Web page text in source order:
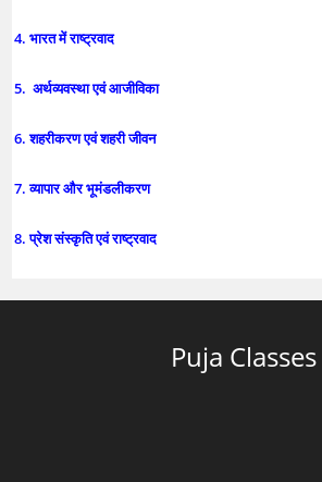
4. भारत में राष्ट्रवाद
5. अर्थव्यवस्था एवं आजीविका
6. शहरीकरण एवं शहरी जीवन
7. व्यापार और भूमंडलीकरण
8. प्रेश संस्कृति एवं राष्ट्रवाद
Puja Classes